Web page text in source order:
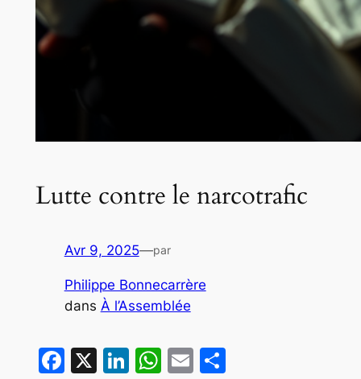
Lutte contre le narcotrafic
Avr 9, 2025—par
Philippe Bonnecarrère
dans À l’Assemblée
Facebook
X LinkedIn
WhatsApp
EmailPartager